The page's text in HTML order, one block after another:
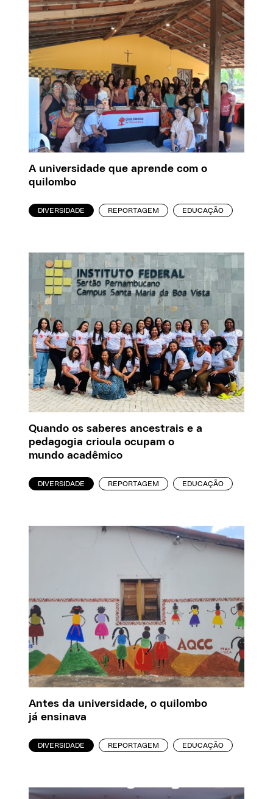
A universidade que aprende com o
quilombo
DIVERSIDADE REPORTAGEM EDUCAÇÃO
Quando os saberes ancestrais e a
pedagogia crioula ocupam o
mundo acadêmico
DIVERSIDADE REPORTAGEM EDUCAÇÃO
Antes da universidade, o quilombo
já ensinava
DIVERSIDADE REPORTAGEM EDUCAÇÃO